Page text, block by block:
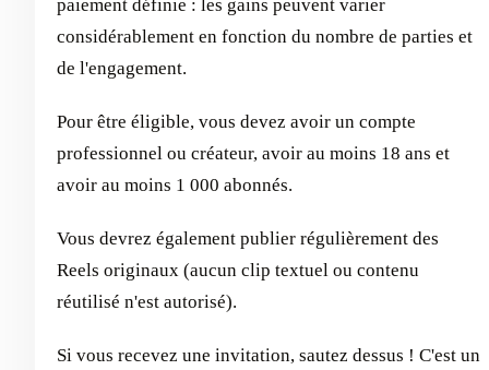
paiement définie : les gains peuvent varier
considérablement en fonction du nombre de parties et
de l'engagement.
Pour être éligible, vous devez avoir un compte
professionnel ou créateur, avoir au moins 18 ans et
avoir au moins 1 000 abonnés.
Vous devrez également publier régulièrement des
Reels originaux (aucun clip textuel ou contenu
réutilisé n'est autorisé).
Si vous recevez une invitation, sautez dessus ! C'est un